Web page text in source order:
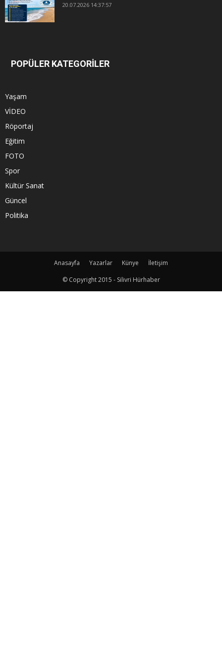
20.07.2026 14:37:57
POPÜLER KATEGORİLER
Yaşam
VİDEO
Röportaj
Eğitim
FOTO
Spor
Kültür Sanat
Güncel
Politika
Anasayfa Yazarlar Künye
İletişim
© Copyright 2015 - Silivri Hürhaber